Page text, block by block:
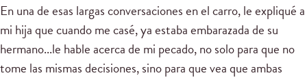
En una de esas largas conversaciones en el carro, le expliqué a
mi hija que cuando me casé, ya estaba embarazada de su
hermano...le hable acerca de mi pecado, no solo para que no
tome las mismas decisiones, sino para que vea que ambas